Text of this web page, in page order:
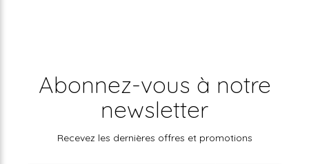
Abonnez-vous à notre
newsletter
Recevez les dernières offres et promotions